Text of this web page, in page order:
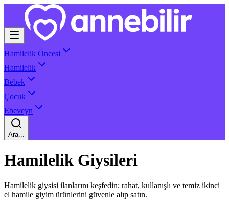
Hamilelik Öncesi
Hamilelik
Bebek
Çocuk
Ebeveyn
Ara...
Hamilelik Giysileri
Hamilelik giysisi ilanlarını keşfedin; rahat, kullanışlı ve temiz ikinci
el hamile giyim ürünlerini güvenle alıp satın.